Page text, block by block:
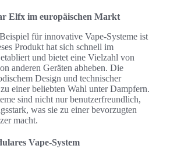
Elfx im europäischen Markt
für innovative Vape-Systeme ist
Produkt hat sich schnell im
und bietet eine Vielzahl von
anderen Geräten abheben. Die
Design und technischer
einer beliebten Wahl unter Dampfern.
sind nicht nur benutzerfreundlich,
was sie zu einer bevorzugten
macht.
Vape-System